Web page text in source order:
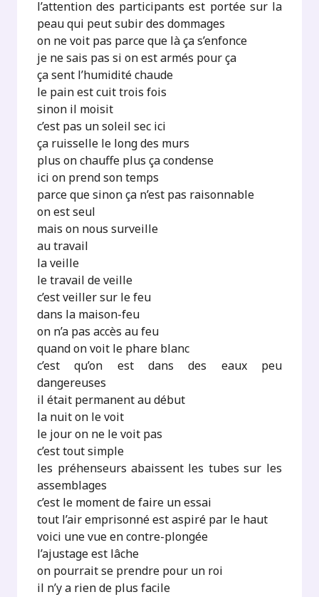
l’attention des participants est portée sur la
peau qui peut subir des dommages
on ne voit pas parce que là ça s’enfonce
je ne sais pas si on est armés pour ça
ça sent l’humidité chaude
le pain est cuit trois fois
sinon il moisit
c’est pas un soleil sec ici
ça ruisselle le long des murs
plus on chauffe plus ça condense
ici on prend son temps
parce que sinon ça n’est pas raisonnable
on est seul
mais on nous surveille
au travail
la veille
le travail de veille
c’est veiller sur le feu
dans la maison-feu
on n’a pas accès au feu
quand on voit le phare blanc
c’est qu’on est dans des eaux peu
dangereuses
il était permanent au début
la nuit on le voit
le jour on ne le voit pas
c’est tout simple
les préhenseurs abaissent les tubes sur les
assemblages
c’est le moment de faire un essai
tout l’air emprisonné est aspiré par le haut
voici une vue en contre-plongée
l’ajustage est lâche
on pourrait se prendre pour un roi
il n’y a rien de plus facile